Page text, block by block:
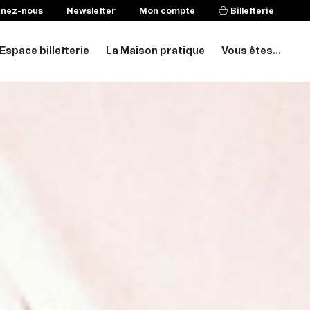
nous Newsletter Mon compte Billetterie
Espace billetterie La Maison pratique Vous êtes...